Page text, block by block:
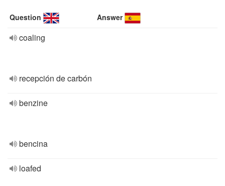
Question Answer
coaling
recepción de carbón
benzine
bencina
loafed